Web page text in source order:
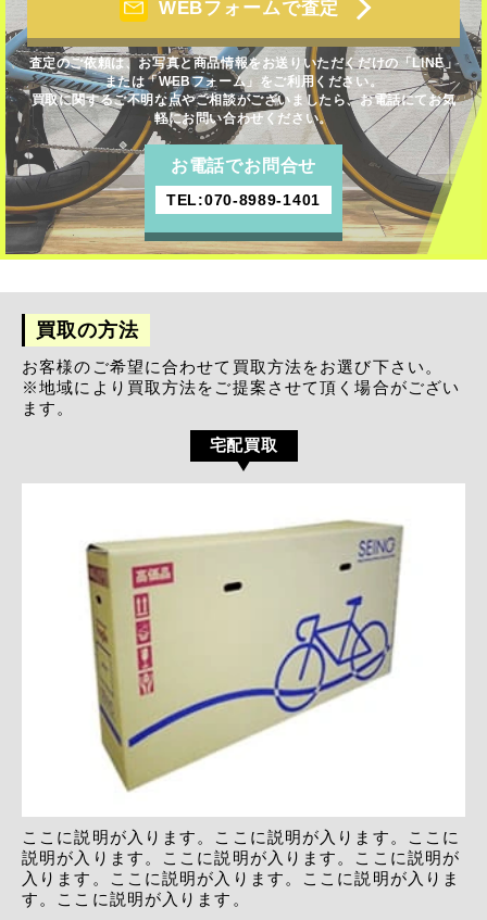
WEBフォームで査定
査定のご依頼は、お写真と商品情報をお送りいただくだけの「LINE」
または「WEBフォーム」をご利用ください。
買取に関するご不明な点やご相談がございましたら、お電話にてお気
軽にお問い合わせください。
お電話でお問合せ
TEL:070-8989-1401
買取の方法
お客様のご希望に合わせて買取方法をお選び下さい。
※地域により買取方法をご提案させて頂く場合がござい
ます。
宅配買取
ここに説明が入ります。ここに説明が入ります。ここに
説明が入ります。ここに説明が入ります。ここに説明が
入ります。ここに説明が入ります。ここに説明が入りま
す。ここに説明が入ります。